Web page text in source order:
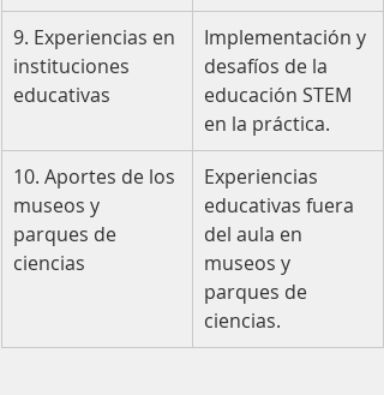
9. Experiencias en
instituciones
educativas
Implementación y
desafíos de la
educación STEM
en la práctica.
10. Aportes de los
museos y
parques de
ciencias
Experiencias
educativas fuera
del aula en
museos y
parques de
ciencias.